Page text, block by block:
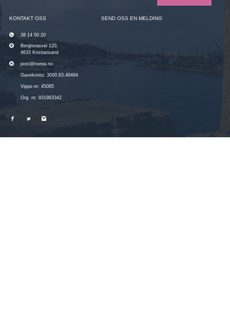
KONTAKT OSS
38 14 50 20
Bergtorasvei 120,
4633 Kristiansand
post@norea.no
Gavekonto: 3000.63.49494
Vipps-nr: 45085
Org. nr: 931983342
SEND OSS EN MELDING